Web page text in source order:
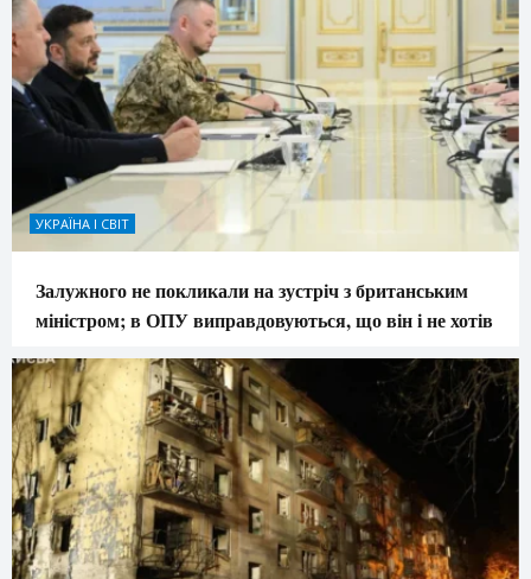
УКРАЇНА І СВІТ
Залужного не покликали на зустріч з британським
міністром; в ОПУ виправдовуються, що він і не хотів